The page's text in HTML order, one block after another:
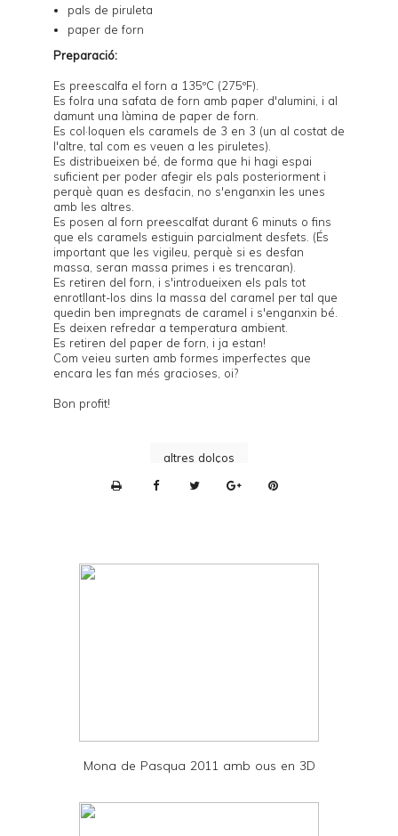
pals de piruleta
paper de forn
Preparació:
Es preescalfa el forn a 135ºC (275ºF).
Es folra una safata de forn amb paper d'alumini, i al
damunt una làmina de paper de forn.
Es col·loquen els caramels de 3 en 3 (un al costat de
l'altre, tal com es veuen a les piruletes).
Es distribueixen bé, de forma que hi hagi espai
suficient per poder afegir els pals posteriorment i
perquè quan es desfacin, no s'enganxin les unes
amb les altres.
Es posen al forn preescalfat durant 6 minuts o fins
que els caramels estiguin parcialment desfets. (És
important que les vigileu, perquè si es desfan
massa, seran massa primes i es trencaran).
Es retiren del forn, i s'introdueixen els pals tot
enrotllant-los dins la massa del caramel per tal que
quedin ben impregnats de caramel i s'enganxin bé.
Es deixen refredar a temperatura ambient.
Es retiren del paper de forn, i ja estan!
Com veieu surten amb formes imperfectes que
encara les fan més gracioses, oi?
Bon profit!
altres dolços
n
d
Mona de Pasqua 2011 amb ous en 3D